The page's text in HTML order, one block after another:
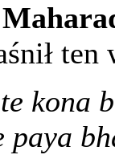
ten
kona
paya